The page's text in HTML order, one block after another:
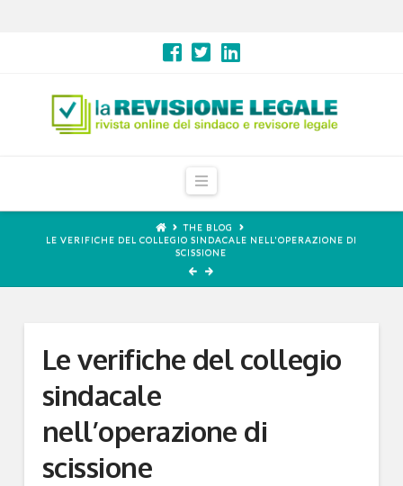
Navigation
THE BLOG
LE VERIFICHE DEL COLLEGIO SINDACALE NELL'OPERAZIONE DI
SCISSIONE
Le verifiche del collegio
sindacale
nell’operazione di
scissione